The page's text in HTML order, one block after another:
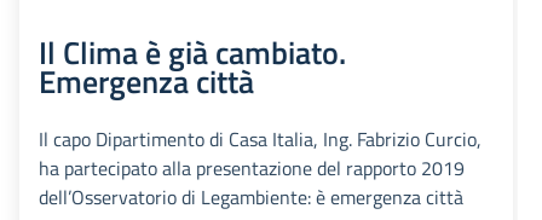
Il Clima è già cambiato.
Emergenza città
Il capo Dipartimento di Casa Italia, Ing. Fabrizio Curcio,
ha partecipato alla presentazione del rapporto 2019
dell’Osservatorio di Legambiente: è emergenza città